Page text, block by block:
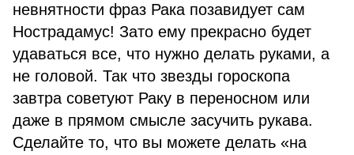
невнятности фраз Рака позавидует сам
Нострадамус! Зато ему прекрасно будет
удаваться все, что нужно делать руками, а
не головой. Так что звезды гороскопа
завтра советуют Раку в переносном или
даже в прямом смысле засучить рукава.
Сделайте то, что вы можете делать «на